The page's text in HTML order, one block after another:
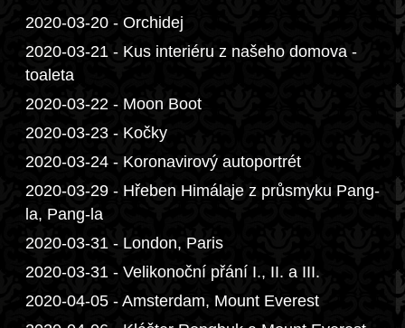
2020-03-20 - Orchidej
2020-03-21 - Kus interiéru z našeho domova -
toaleta
2020-03-22 - Moon Boot
2020-03-23 - Kočky
2020-03-24 - Koronavirový autoportrét
2020-03-29 - Hřeben Himálaje z průsmyku Pang-
la, Pang-la
2020-03-31 - London, Paris
2020-03-31 - Velikonoční přání I., II. a III.
2020-04-05 - Amsterdam, Mount Everest